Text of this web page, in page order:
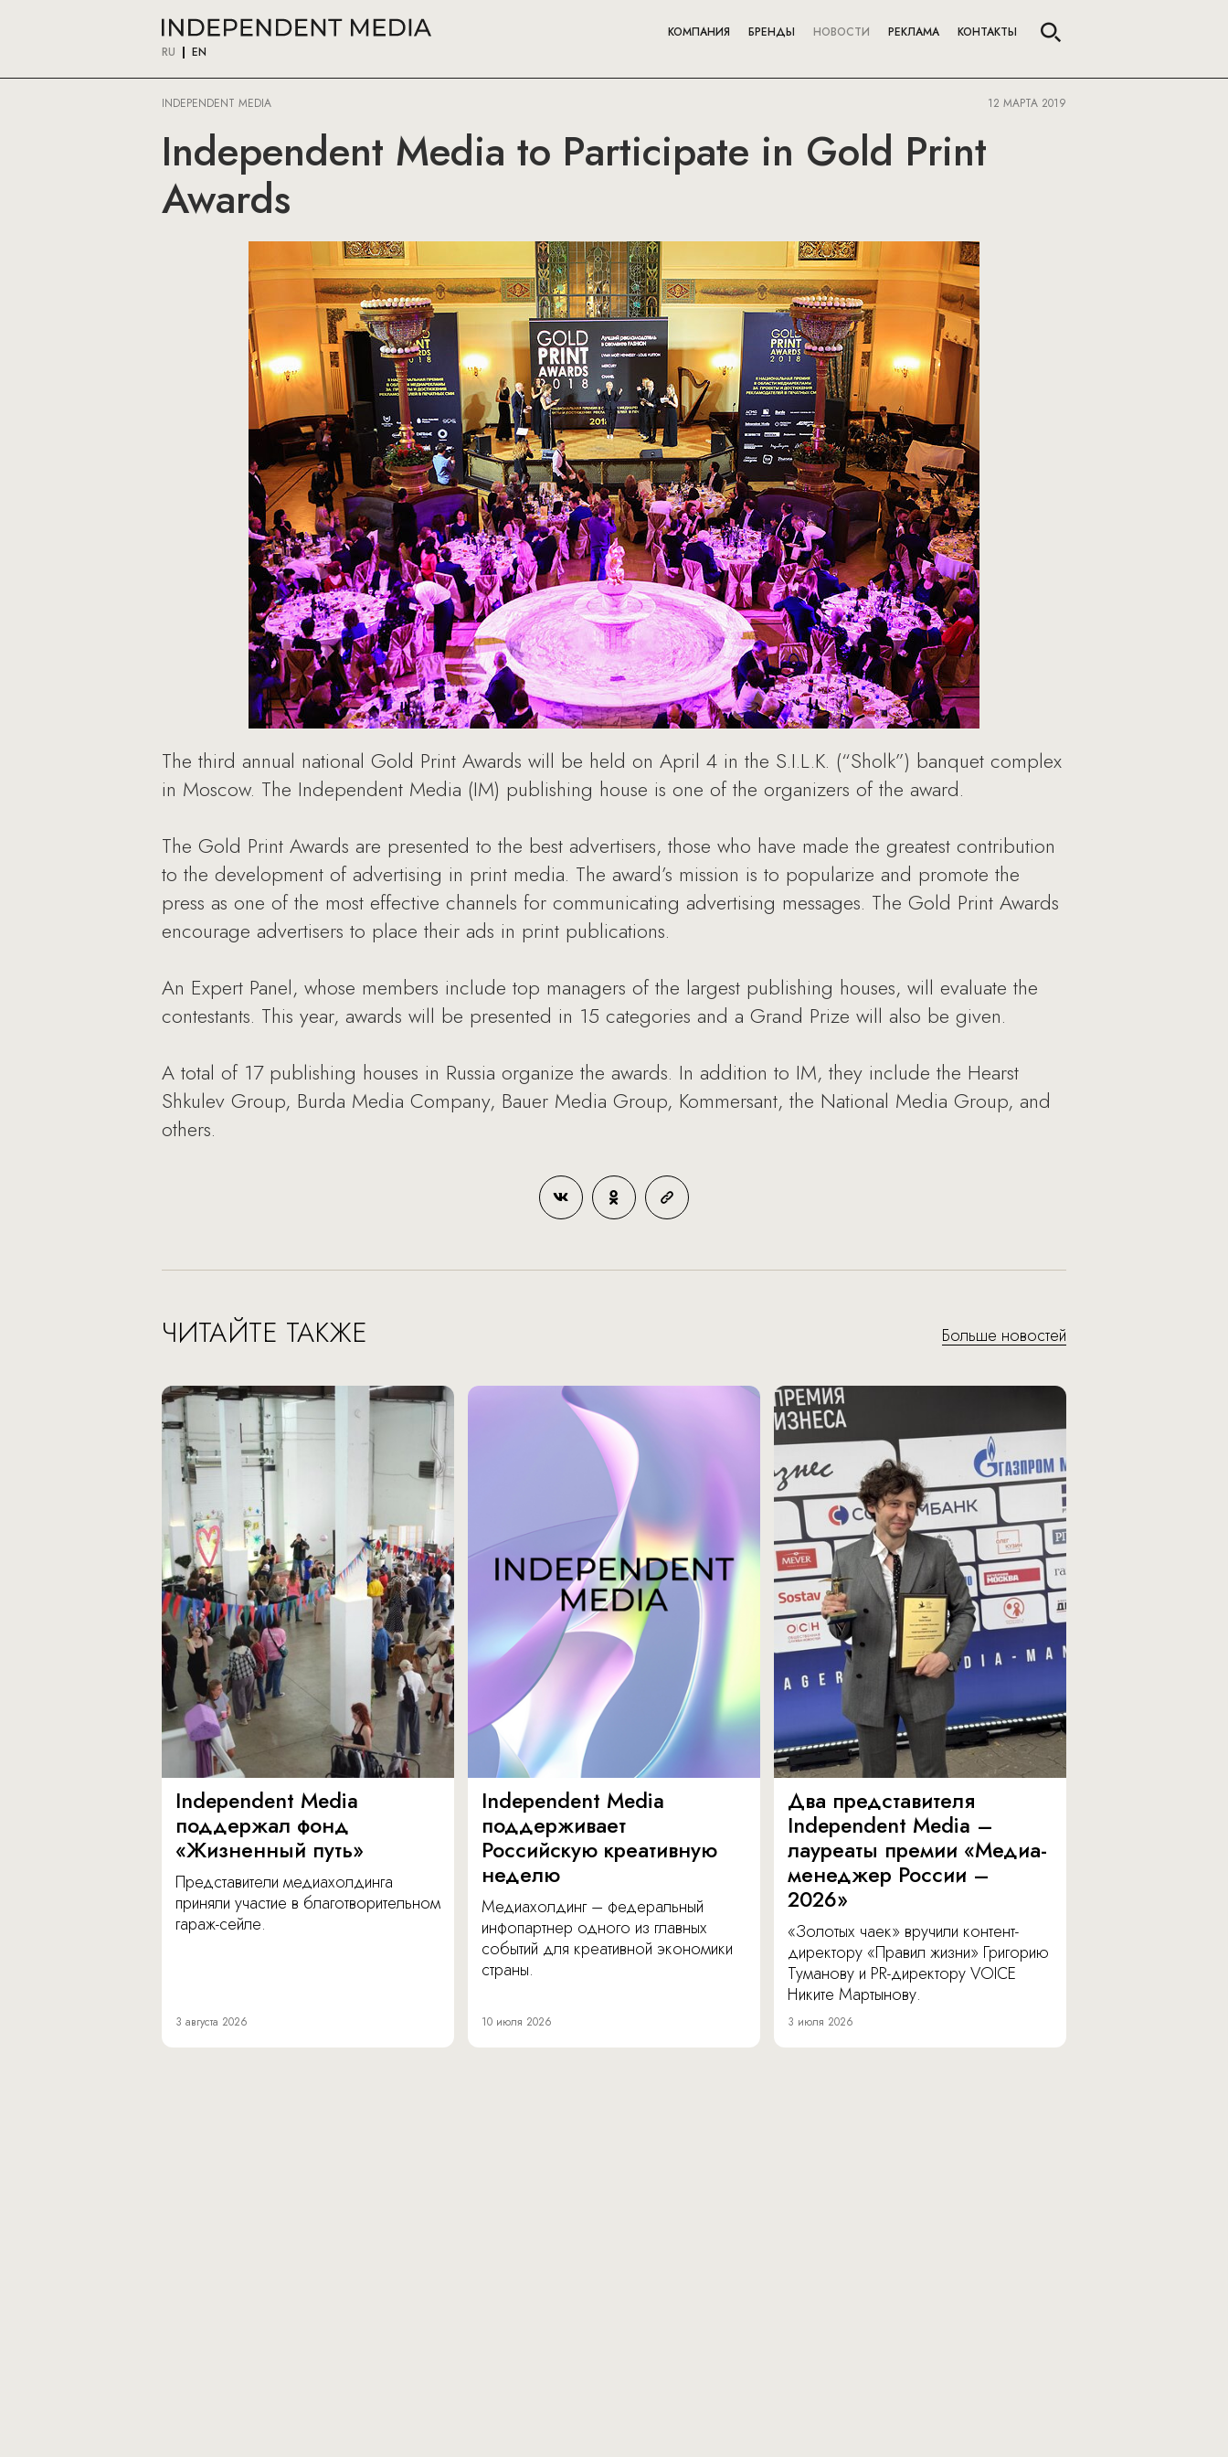
RU EN
КОМПАНИЯ БРЕНДЫ НОВОСТИ РЕКЛАМА КОНТАКТЫ
INDEPENDENT MEDIA 12 МАРТА 2019
Independent Media to Participate in Gold Print
Awards
The third annual national Gold Print Awards will be held on April 4 in the S.I.L.K. (“Sholk”) banquet complex
in Moscow. The Independent Media (IM) publishing house is one of the organizers of the award.
The Gold Print Awards are presented to the best advertisers, those who have made the greatest contribution
to the development of advertising in print media. The award’s mission is to popularize and promote the
press as one of the most effective channels for communicating advertising messages. The Gold Print Awards
encourage advertisers to place their ads in print publications.
An Expert Panel, whose members include top managers of the largest publishing houses, will evaluate the
contestants. This year, awards will be presented in 15 categories and a Grand Prize will also be given.
A total of 17 publishing houses in Russia organize the awards. In addition to IM, they include the Hearst
Shkulev Group, Burda Media Company, Bauer Media Group, Kommersant, the National Media Group, and
others.
ЧИТАЙТЕ ТАКЖЕ Больше новостей
Independent Media
поддержал фонд
«Жизненный путь»
Представители медиахолдинга
приняли участие в благотворительном
гараж-сейле.
3 августа 2026
Independent Media
поддерживает
Российскую креативную
неделю
Медиахолдинг – федеральный
инфопартнер одного из главных
событий для креативной экономики
страны.
10 июля 2026
Два представителя
Independent Media –
лауреаты премии «Медиа-
менеджер России –
2026»
«Золотых чаек» вручили контент-
директору «Правил жизни» Григорию
Туманову и PR-директору VOICE
Никите Мартынову.
3 июля 2026